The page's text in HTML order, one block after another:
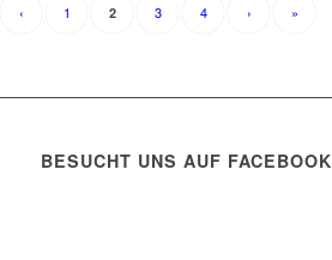
‹ 1 2 3 4 › »
BESUCHT UNS AUF FACEBOOK